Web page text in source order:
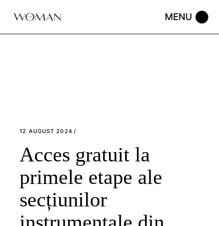
12 AUGUST 2024
Acces gratuit la
primele etape ale
secțiunilor